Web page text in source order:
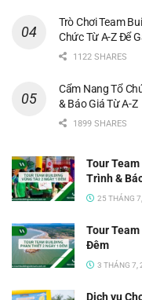
Trò Chơi Team
Chức Từ A-Z Để
1122 SHARES
Cẩm Nang Tổ
& Báo Giá Từ A-Z
1899 SHARES
Tour
Trình &
25 THÁNG
Tour
Đêm
3 THÁNG 7,
Dịch vụ